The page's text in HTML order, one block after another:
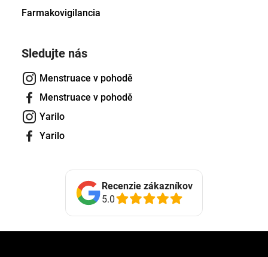
Farmakovigilancia
Sledujte nás
Menstruace v pohodě
Menstruace v pohodě
Yarilo
Yarilo
Recenzie zákazníkov
5.0